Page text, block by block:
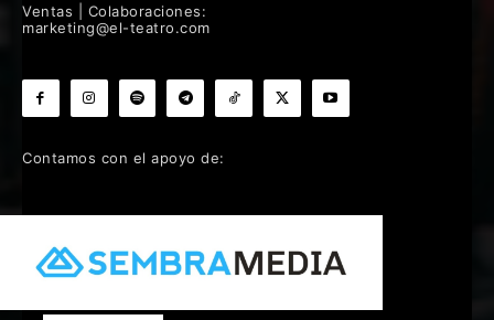
Ventas | Colaboraciones:
marketing@el-teatro.com
Contamos con el apoyo de: